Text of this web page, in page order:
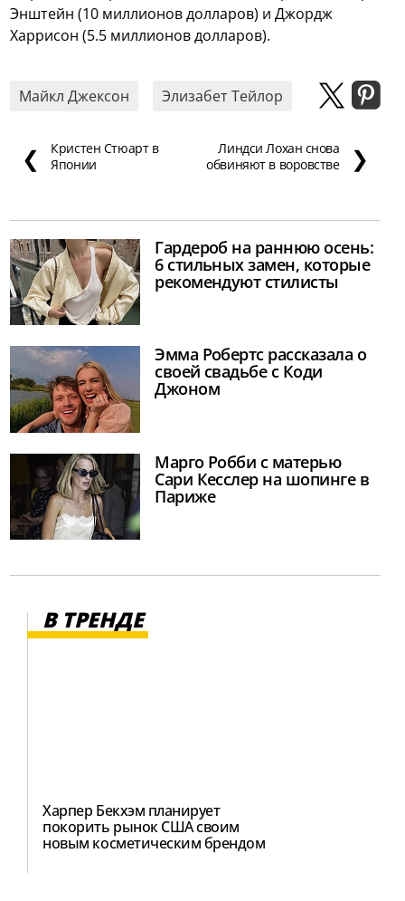
Энштейн (10 миллионов долларов) и Джордж
Харрисон (5.5 миллионов долларов).
Майкл Джексон Элизабет Тейлор
❮
Кристен Стюарт в
Японии
Линдси Лохан снова
обвиняют в воровстве
❯
Гардероб на раннюю осень:
6 стильных замен, которые
рекомендуют стилисты
Эмма Робертс рассказала о
своей свадьбе с Коди
Джоном
Марго Робби с матерью
Сари Кесслер на шопинге в
Париже
В ТРЕНДЕ
Харпер Бекхэм планирует
покорить рынок США своим
новым косметическим брендом